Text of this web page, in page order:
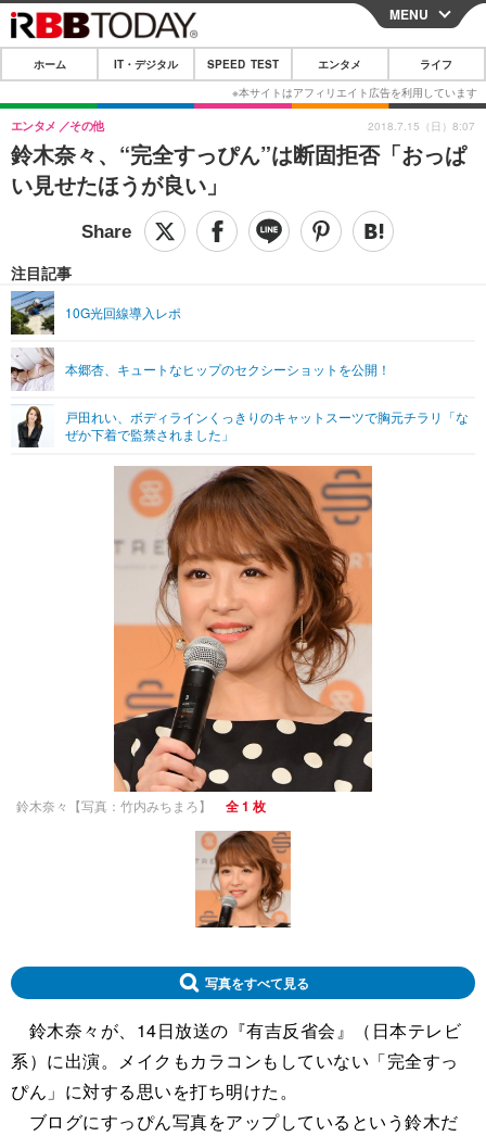
CLOSE
ホーム
IT・デジタル
IT・デジタルTOP スマートフォン
ネタ
ショッピング その他
SPEED TEST
エンタメTOP 映画・ドラマ
グラビア ブログ
ショッピング その他
ライフTOP
リリース一覧
プッシュ通知の停止方法
MENU
ホーム IT・デジタル SPEED TEST エンタメ ライフ
鈴木奈々、“完全すっぴん”は断固拒否「おっぱ
い見せたほうが良い」
エンタメ その他
注目記事
10G光回線導入レポ
本郷杏、キュートなヒップのセクシーショットを公開！
戸田れい、ボディラインくっきりのキャットスーツで胸元チラリ「な
ぜか下着で監禁されました」
2018.7.15（日）8:07
鈴木奈々【写真：竹内みちまろ】 全 1 枚
写真をすべて見る
鈴木奈々が、14日放送の『有吉反省会』（日本テレビ
系）に出演。メイクもカラコンもしていない「完全すっ
ぴん」に対する思いを打ち明けた。
ブログにすっぴん写真をアップしているという鈴木だ